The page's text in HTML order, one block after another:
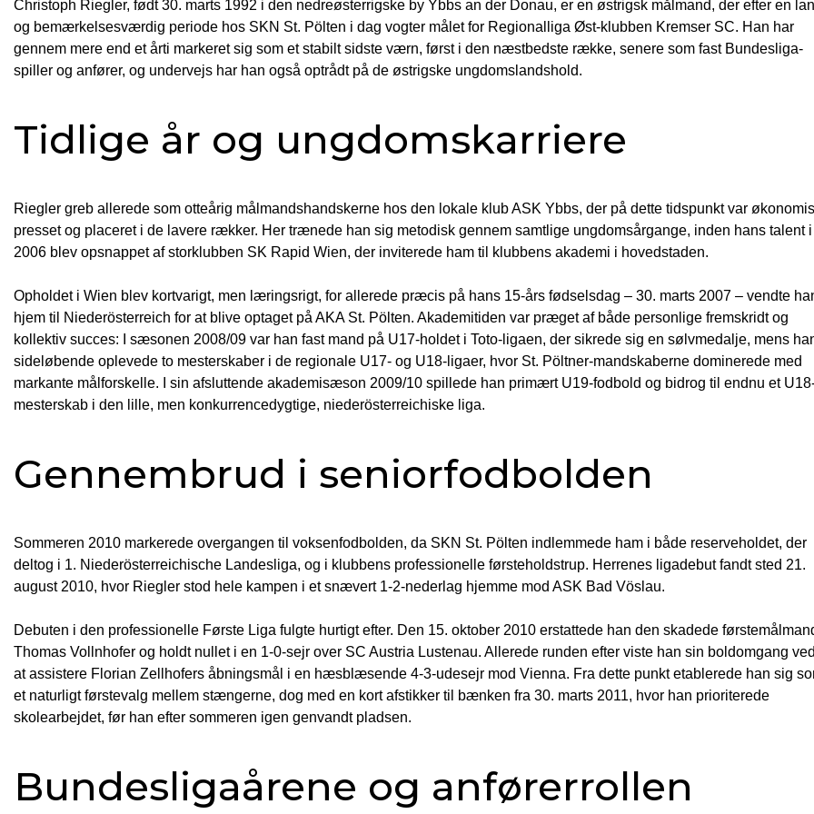
Christoph Riegler, født 30. marts 1992 i den nedreøsterrigske by Ybbs an der Donau, er en østrigsk målmand, der efter en
og bemærkelsesværdig periode hos SKN St. Pölten i dag vogter målet for Regionalliga Øst-klubben Kremser SC. Han har
gennem mere end et årti markeret sig som et stabilt sidste værn, først i den næstbedste række, senere som fast Bundesliga-
spiller og anfører, og undervejs har han også optrådt på de østrigske ungdomslandshold.
Tidlige år og ungdomskarriere
Riegler greb allerede som otteårig målmandshandskerne hos den lokale klub ASK Ybbs, der på dette tidspunkt var
presset og placeret i de lavere rækker. Her trænede han sig metodisk gennem samtlige ungdomsårgange, inden hans talent i
2006 blev opsnappet af storklubben SK Rapid Wien, der inviterede ham til klubbens akademi i hovedstaden.
Opholdet i Wien blev kortvarigt, men læringsrigt, for allerede præcis på hans 15-års fødselsdag – 30. marts 2007 – vendte
hjem til Niederösterreich for at blive optaget på AKA St. Pölten. Akademitiden var præget af både personlige fremskridt og
kollektiv succes: I sæsonen 2008/09 var han fast mand på U17-holdet i Toto-ligaen, der sikrede sig en sølvmedalje, mens
sideløbende oplevede to mesterskaber i de regionale U17- og U18-ligaer, hvor St. Pöltner-mandskaberne dominerede med
markante målforskelle. I sin afsluttende akademisæson 2009/10 spillede han primært U19-fodbold og bidrog til endnu et
mesterskab i den lille, men konkurrencedygtige, niederösterreichiske liga.
Gennembrud i seniorfodbolden
Sommeren 2010 markerede overgangen til voksenfodbolden, da SKN St. Pölten indlemmede ham i både reserveholdet, der
deltog i 1. Niederösterreichische Landesliga, og i klubbens professionelle førsteholdstrup. Herrenes ligadebut fandt sted 21.
august 2010, hvor Riegler stod hele kampen i et snævert 1-2-nederlag hjemme mod ASK Bad Vöslau.
Debuten i den professionelle Første Liga fulgte hurtigt efter. Den 15. oktober 2010 erstattede han den skadede
Thomas Vollnhofer og holdt nullet i en 1-0-sejr over SC Austria Lustenau. Allerede runden efter viste han sin boldomgang ved
at assistere Florian Zellhofers åbningsmål i en hæsblæsende 4-3-udesejr mod Vienna. Fra dette punkt etablerede han sig
et naturligt førstevalg mellem stængerne, dog med en kort afstikker til bænken fra 30. marts 2011, hvor han prioriterede
skolearbejdet, før han efter sommeren igen genvandt pladsen.
Bundesligaårene og anførerrollen